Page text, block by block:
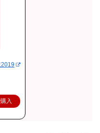
2019
入